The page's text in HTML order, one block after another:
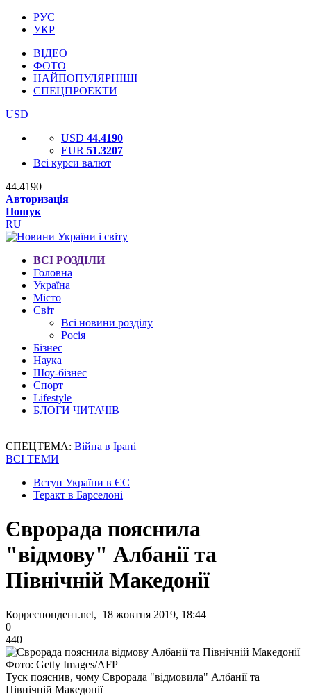
РУС
УКР
ВІДЕО
ФОТО
НАЙПОПУЛЯРНІШІ
СПЕЦПРОЕКТИ
USD
USD 44.4190
EUR 51.3207
Всі курси валют
44.4190
Авторизація
Пошук
RU
ВСІ РОЗДІЛИ
Головна
Україна
Місто
Світ
Всі новини розділу
Росія
Бізнес
Наука
Шоу-бізнес
Спорт
Lifestyle
БЛОГИ ЧИТАЧІВ
СПЕЦТЕМА: Війна в Ірані
ВСІ ТЕМИ
Вступ України в ЄС
Теракт в Барселоні
Єврорада пояснила
"відмову" Албанії та
Північній Македонії
Корреспондент.net, 18 жовтня 2019, 18:44
0
440
Фото: Getty Images/AFP
Туск пояснив, чому Єврорада "відмовила" Албанії та
Північній Македонії